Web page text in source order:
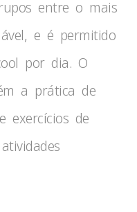
entre o mais
e é permitido
por dia. O
a prática de
exercícios de